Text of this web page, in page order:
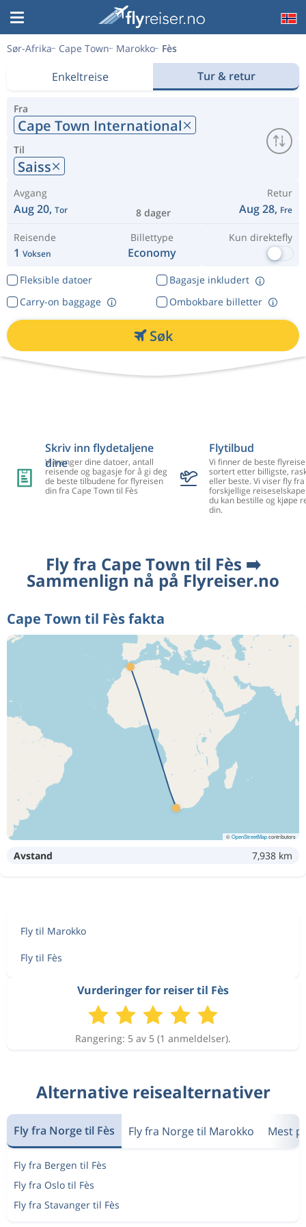
Sør-Afrika Cape Town Marokko Fès
Enkeltreise Tur & retur
Fra
Cape Town International
Til
Saiss
Avgang
Aug 20, Tor 8 dager
Retur
Aug 28, Fre
Reisende
1 Voksen
Billettype
Economy
Kun direktefly
Fleksible datoer
Bagasje inkludert
Ombokbare billetter
Carry-on baggage
Søk
Skriv inn flydetaljene
dine
Vi trenger dine datoer, antall
reisende og bagasje for å gi deg
de beste tilbudene for flyreisen
din fra Cape Town til Fès
Flytilbud
Vi finner de beste
sortert etter billigste,
eller beste. Vi viser fly
forskjellige
du kan bestille og kjøpe
din.
Fly fra Cape Town til Fès ➡️
Sammenlign nå på Flyreiser.no
Cape Town til Fès fakta
©OpenStreetMapcontributors
Avstand 7,938 km
Fly til Marokko
Fly til Fès
Vurderinger for reiser til Fès
Rangering: 5 av 5 (1 anmeldelser).
Alternative reisealternativer
Fly fra Norge til Fès Fly fra Norge til Marokko Mest
Fly fra Bergen til Fès
Fly fra Oslo til Fès
Fly fra Stavanger til Fès